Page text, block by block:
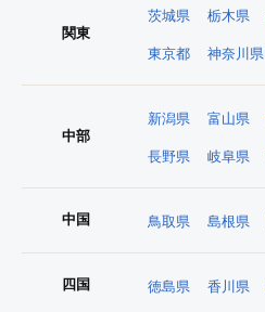
関東
茨城県 栃木県
東京都 神奈川県
中部
新潟県 富山県
長野県 岐阜県
中国 鳥取県 島根県
四国 徳島県 香川県